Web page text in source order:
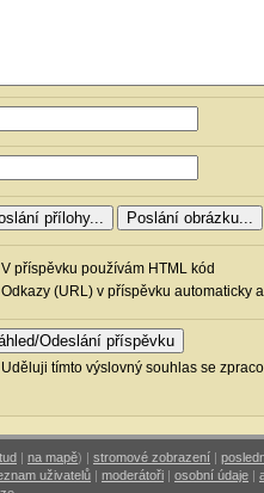
V příspěvku používám HTML kód
Odkazy (URL) v příspěvku automaticky
Uděluji tímto výslovný souhlas se
| na mapě) | stromové zobrazení |
uživatelů | moderátoři | osobní údaje |